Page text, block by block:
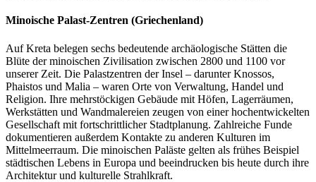
Minoische Palast-Zentren (Griechenland)
Auf Kreta belegen sechs bedeutende archäologische Stätten die
Blüte der minoischen Zivilisation zwischen 2800 und 1100 vor
unserer Zeit. Die Palastzentren der Insel – darunter Knossos,
Phaistos und Malia – waren Orte von Verwaltung, Handel und
Religion. Ihre mehrstöckigen Gebäude mit Höfen, Lagerräumen,
Werkstätten und Wandmalereien zeugen von einer hochentwickelten
Gesellschaft mit fortschrittlicher Stadtplanung. Zahlreiche Funde
dokumentieren außerdem Kontakte zu anderen Kulturen im
Mittelmeerraum. Die minoischen Paläste gelten als frühes Beispiel
städtischen Lebens in Europa und beeindrucken bis heute durch ihre
Architektur und kulturelle Strahlkraft.